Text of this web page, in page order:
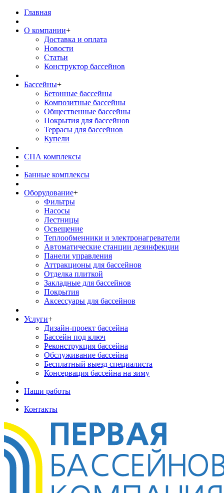
Главная
О компании+
Доставка и оплата
Новости
Статьи
Конструктор бассейнов
Бассейны+
Бетонные бассейны
Композитные бассейны
Общественные бассейны
Покрытия для бассейнов
Террасы для бассейнов
Купели
СПА комплексы
Банные комплексы
Оборудование+
Фильтры
Насосы
Лестницы
Освещение
Теплообменники и электронагреватели
Автоматические станции дезинфекции
Панели управления
Аттракционы для бассейнов
Отделка плиткой
Закладные для бассейнов
Покрытия
Аксессуары для бассейнов
Услуги+
Дизайн-проект бассейна
Бассейн под ключ
Реконструкция бассейна
Обслуживание бассейна
Бесплатный выезд специалиста
Консервация бассейна на зиму
Наши работы
Контакты